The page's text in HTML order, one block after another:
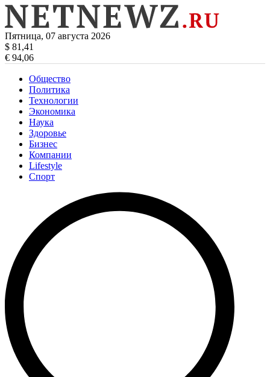
Пятница, 07 августа 2026
$ 81,41
€ 94,06
Общество
Политика
Технологии
Экономика
Наука
Здоровье
Бизнес
Компании
Lifestyle
Спорт